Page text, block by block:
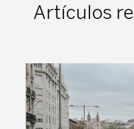
Artículos